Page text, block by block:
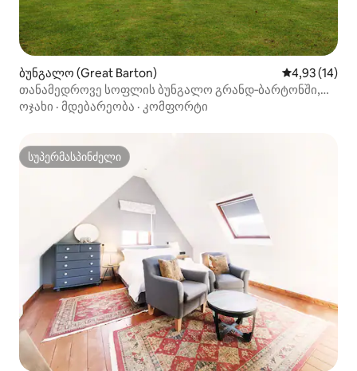
ბუნგალო (Great Barton) საშუალო
4,93 (14)
თანამედროვე სოფლის ბუნგალო გრანდ‑ბარტონში,
დიდი ბაღით
ოჯახი · მდებარეობა · კომფორტი
სუპერმასპინძელი
სუპერმასპინძელი